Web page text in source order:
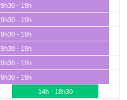
9h30 - 19h
9h30 - 19h
9h30 - 19h
9h30 - 19h
9h30 - 19h
9h30 - 19h
14h - 18h30